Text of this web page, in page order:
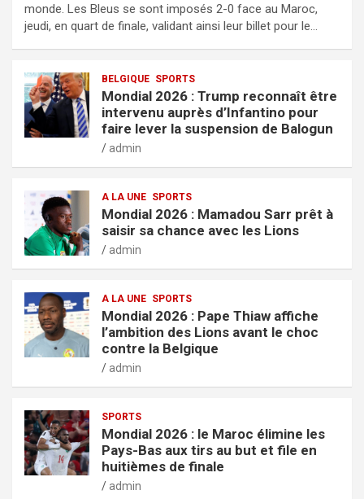
monde. Les Bleus se sont imposés 2-0 face au Maroc,
jeudi, en quart de finale, validant ainsi leur billet pour le…
BELGIQUE SPORTS
Mondial 2026 : Trump reconnaît être
intervenu auprès d’Infantino pour
faire lever la suspension de Balogun
admin
A LA UNE SPORTS
Mondial 2026 : Mamadou Sarr prêt à
saisir sa chance avec les Lions
admin
A LA UNE SPORTS
Mondial 2026 : Pape Thiaw affiche
l’ambition des Lions avant le choc
contre la Belgique
admin
SPORTS
Mondial 2026 : le Maroc élimine les
Pays-Bas aux tirs au but et file en
huitièmes de finale
admin